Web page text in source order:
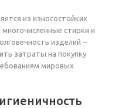
из износостойких
стирки и
изделий –
затраты на покупку
мировых